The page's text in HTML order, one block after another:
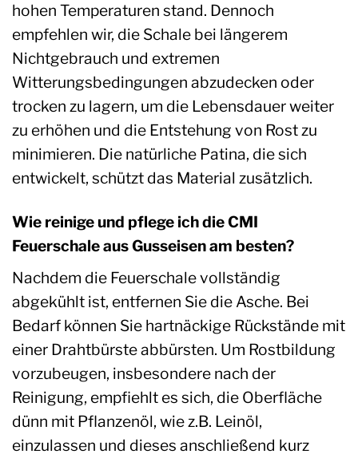
hohen Temperaturen stand. Dennoch
empfehlen wir, die Schale bei längerem
Nichtgebrauch und extremen
Witterungsbedingungen abzudecken oder
trocken zu lagern, um die Lebensdauer weiter
zu erhöhen und die Entstehung von Rost zu
minimieren. Die natürliche Patina, die sich
entwickelt, schützt das Material zusätzlich.
Wie reinige und pflege ich die CMI
Feuerschale aus Gusseisen am besten?
Nachdem die Feuerschale vollständig
abgekühlt ist, entfernen Sie die Asche. Bei
Bedarf können Sie hartnäckige Rückstände mit
einer Drahtbürste abbürsten. Um Rostbildung
vorzubeugen, insbesondere nach der
Reinigung, empfiehlt es sich, die Oberfläche
dünn mit Pflanzenöl, wie z.B. Leinöl,
einzulassen und dieses anschließend kurz